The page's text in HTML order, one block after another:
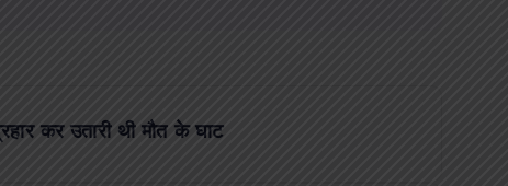
कर उतारी थी मौत के घाट